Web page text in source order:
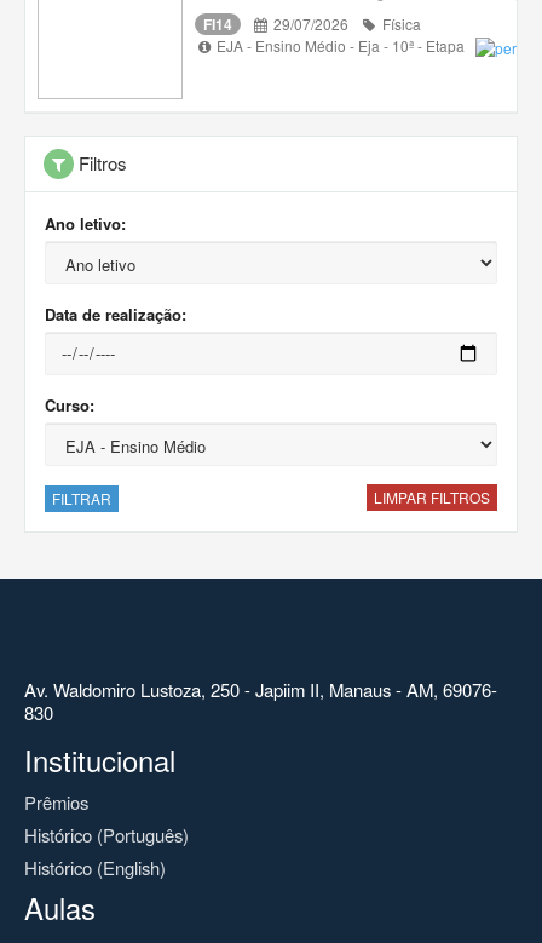
FI14 29/07/2026
Física
EJA - Ensino Médio - Eja - 10ª - Etapa
Filtros
Ano letivo:
Data de realização:
Curso:
FILTRAR LIMPAR FILTROS
Av. Waldomiro Lustoza, 250 - Japiim II, Manaus - AM, 69076-
830
Institucional
Prêmios
Histórico (Português)
Histórico (English)
Aulas